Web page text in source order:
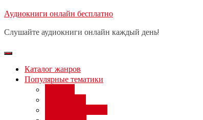
Перейти
содержимому
Аудиокниги онлайн бесплатно
Слушайте аудиокниги онлайн каждый день!
Каталог жанров
Популярные тематики